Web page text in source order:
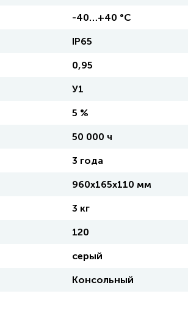
-40…+40 °С
IP65
0,95
У1
5 %
50 000 ч
3 года
960х165х110 мм
3 кг
120
серый
Консольный